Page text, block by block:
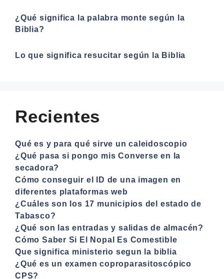
¿Qué significa la palabra monte según la
Biblia?
Lo que significa resucitar según la Biblia
Recientes
Qué es y para qué sirve un caleidoscopio
¿Qué pasa si pongo mis Converse en la
secadora?
Cómo conseguir el ID de una imagen en
diferentes plataformas web
¿Cuáles son los 17 municipios del estado de
Tabasco?
¿Qué son las entradas y salidas de almacén?
Cómo Saber Si El Nopal Es Comestible
Que significa ministerio segun la biblia
¿Qué es un examen coproparasitoscópico
CPS?